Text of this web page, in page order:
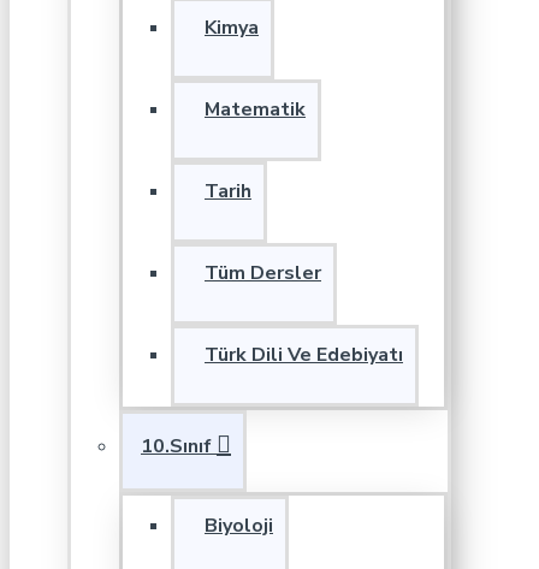
Kimya
Matematik
Tarih
Tüm Dersler
Türk Dili Ve Edebiyatı
10.Sınıf
Biyoloji